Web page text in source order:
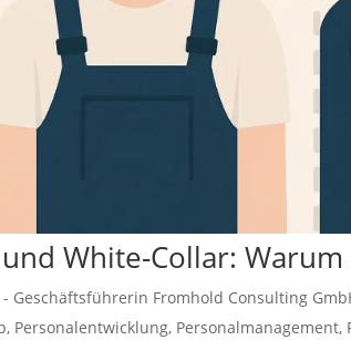
White-Collar:
Geschäftsführerin Fromhold Consulting
, Personalentwicklung, Personalmanagement,